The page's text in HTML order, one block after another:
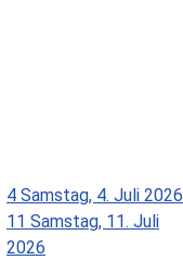
4 Samstag, 4. Juli 2026
11 Samstag, 11. Juli
2026